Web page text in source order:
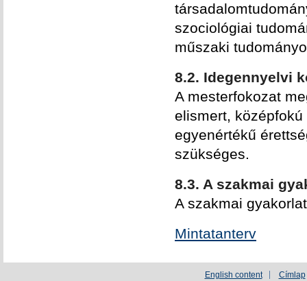
szociológiai
műszaki
8.2. Idegennyelvi
A mesterfokozat
elismert,
egyenértékű
szükséges.
8.3. A szakmai
A szakmai
Mintatanterv
English content Címlap